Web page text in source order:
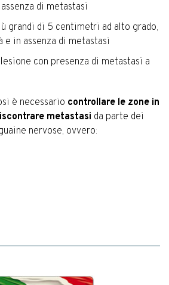
di metastasi
grandi di 5 centimetri ad alto grado,
in assenza di metastasi
con presenza di metastasi a
è necessario controllare le zone in
metastasi da parte dei
nervose, ovvero: